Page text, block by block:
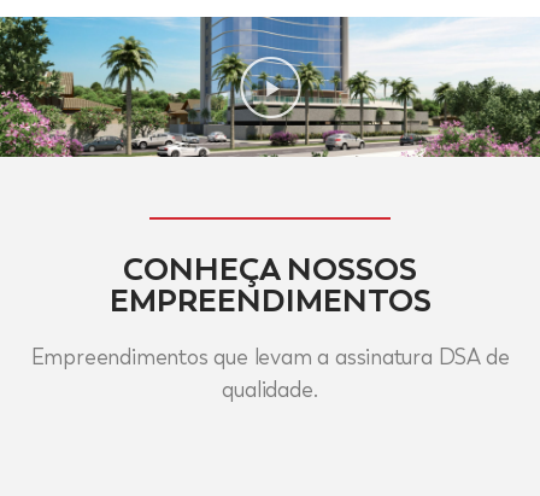
CONHEÇA NOSSOS
EMPREENDIMENTOS
Empreendimentos que levam a assinatura DSA de
qualidade.